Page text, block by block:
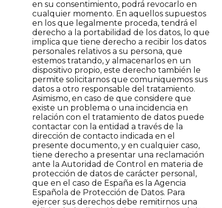
en su consentimiento, podrá revocarlo en
cualquier momento. En aquellos supuestos
en los que legalmente proceda, tendrá el
derecho a la portabilidad de los datos, lo que
implica que tiene derecho a recibir los datos
personales relativos a su persona, que
estemos tratando, y almacenarlos en un
dispositivo propio, este derecho también le
permite solicitarnos que comuniquemos sus
datos a otro responsable del tratamiento.
Asimismo, en caso de que considere que
existe un problema o una incidencia en
relación con el tratamiento de datos puede
contactar con la entidad a través de la
dirección de contacto indicada en el
presente documento, y en cualquier caso,
tiene derecho a presentar una reclamación
ante la Autoridad de Control en materia de
protección de datos de carácter personal,
que en el caso de España es la Agencia
Española de Protección de Datos. Para
ejercer sus derechos debe remitirnos una